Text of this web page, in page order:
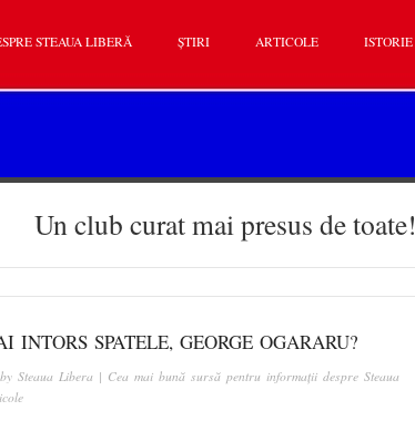
STEAUA LIBERĂ ȘTIRI ARTICOLE ISTORIE
Un club curat mai presus de toate!
INTORS SPATELE, GEORGE OGARARU?
Steaua Libera | Cea mai bună sursă pentru informații despre Steaua